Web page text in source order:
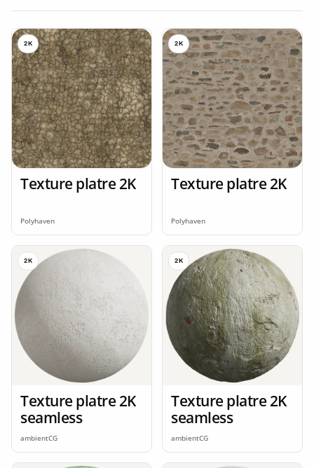
2K
Texture platre 2K
Polyhaven
2K
Texture platre 2K
Polyhaven
2K
Texture platre 2K
seamless
ambientCG
2K
Texture platre 2K
seamless
ambientCG